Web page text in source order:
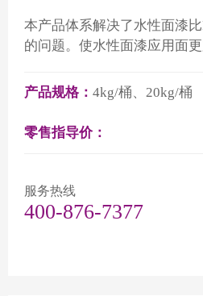
本产品体系解决了水性面漆
的问题。使水性面漆应用面更
产品规格： 4kg/桶、20kg/桶
零售指导价：
服务热线
400-876-7377